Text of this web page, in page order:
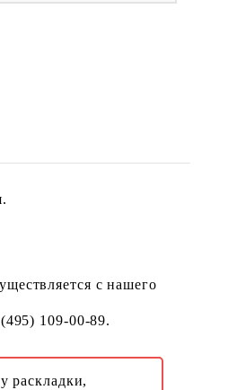
с нашего
109-00-89.
раскладки,